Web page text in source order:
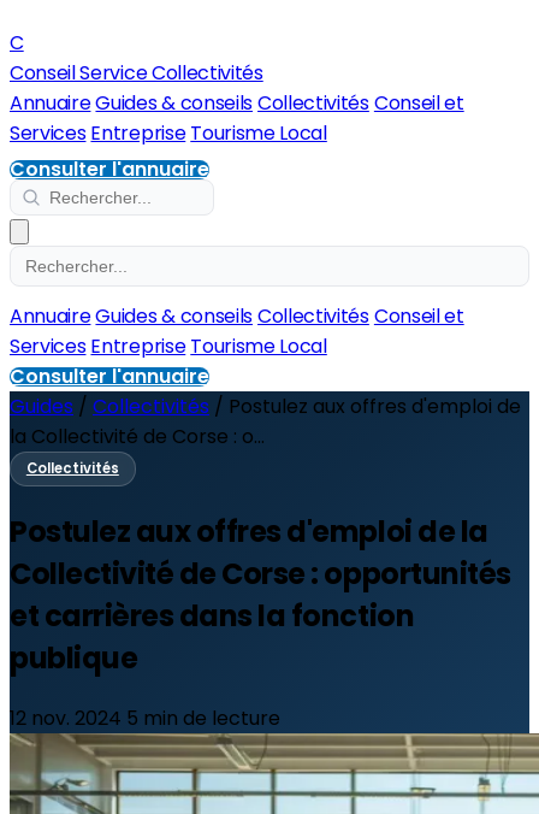
C
Conseil Service Collectivités
AnnuaireGuides & conseilsCollectivitésConseil et
ServicesEntreprise Tourisme Local
Consulter l'annuaire
AnnuaireGuides & conseilsCollectivitésConseil et
ServicesEntreprise Tourisme Local
Consulter l'annuaire
Guides / Collectivités / Postulez aux offres d'emploi de
la Collectivité de Corse : o...
Collectivités
Postulez aux offres d'emploi de la
Collectivité de Corse : opportunités
et carrières dans la fonction
publique
12 nov. 2024 5 min de lecture